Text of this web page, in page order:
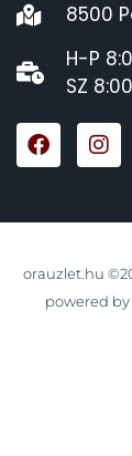
8500
H-P
SZ
orauzlet.hu
powered by